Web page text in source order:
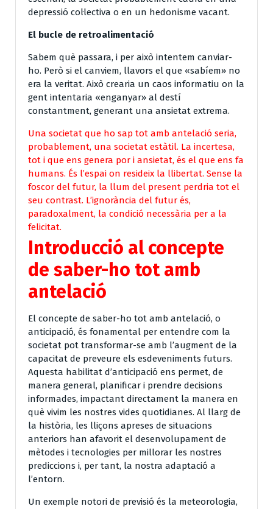
depressió col·lectiva o en un hedonisme vacant.
El bucle de retroalimentació
Sabem què passara, i per això intentem canviar-
ho. Però si el canviem, llavors el que «sabíem» no
era la veritat. Això crearia un caos informatiu on la
gent intentaria «enganyar» al destí
constantment, generant una ansietat extrema.
Una societat que ho sap tot amb antelació seria,
probablement, una societat estàtil. La incertesa,
tot i que ens genera por i ansietat, és el que ens fa
humans. És l’espai on resideix la llibertat. Sense la
foscor del futur, la llum del present perdria tot el
seu contrast. L’ignorància del futur és,
paradoxalment, la condició necessària per a la
felicitat.
Introducció al concepte
de saber-ho tot amb
antelació
El concepte de saber-ho tot amb antelació, o
anticipació, és fonamental per entendre com la
societat pot transformar-se amb l’augment de la
capacitat de preveure els esdeveniments futurs.
Aquesta habilitat d’anticipació ens permet, de
manera general, planificar i prendre decisions
informades, impactant directament la manera en
què vivim les nostres vides quotidianes. Al llarg de
la història, les lliçons apreses de situacions
anteriors han afavorit el desenvolupament de
mètodes i tecnologies per millorar les nostres
prediccions i, per tant, la nostra adaptació a
l’entorn.
Un exemple notori de previsió és la meteorologia,